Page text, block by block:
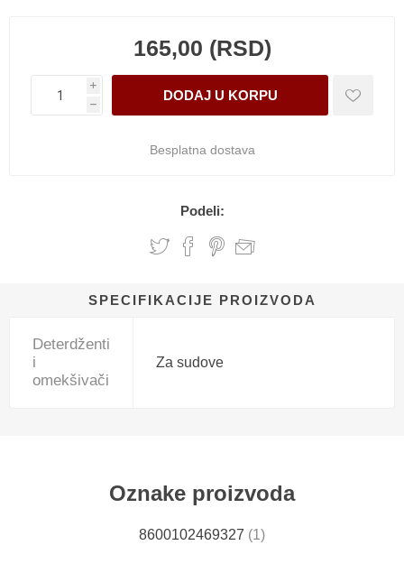
165,00 (RSD)
i
h
Besplatna dostava
Podeli:
SPECIFIKACIJE PROIZVODA
Deterdženti
i
omekšivači
Za sudove
Oznake proizvoda
8600102469327 (1)